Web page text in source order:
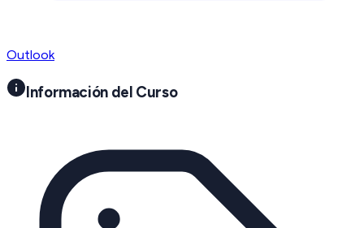
Outlook
Información del Curso